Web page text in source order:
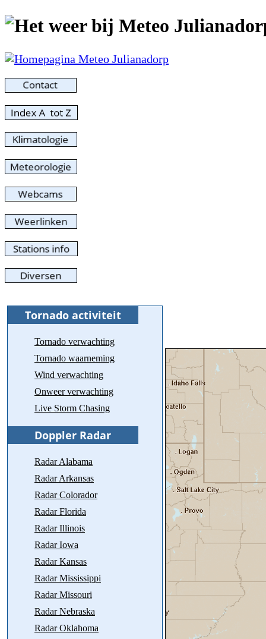
Tornado verwachting
Tornado waarneming
Wind verwachting
Onweer verwachting
Live Storm Chasing
Radar Alabama
Radar Arkansas
Radar Colorador
Radar Florida
Radar Illinois
Radar Iowa
Radar Kansas
Radar Mississippi
Radar Missouri
Radar Nebraska
Radar Oklahoma